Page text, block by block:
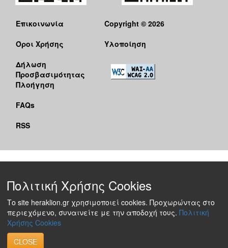
Επικοινωνία
Όροι Χρήσης
Δήλωση
Προσβασιμότητας
Πλοήγηση
FAQs
RSS
Copyright © 2026
Υλοποίηση
Πολιτική Χρήσης Cookies
Το site heraklion.gr χρησιμοποιεί cookies. Προχωρώντας στο
περιεχόμενο, συναινείτε με την αποδοχή τους. Πολιτική
Χρήσης Cookies
CLOSE